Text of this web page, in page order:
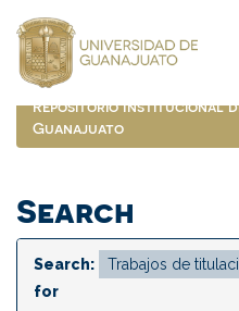
navigation
Repositorio Institucional
Guanajuato
Search
Search:
for